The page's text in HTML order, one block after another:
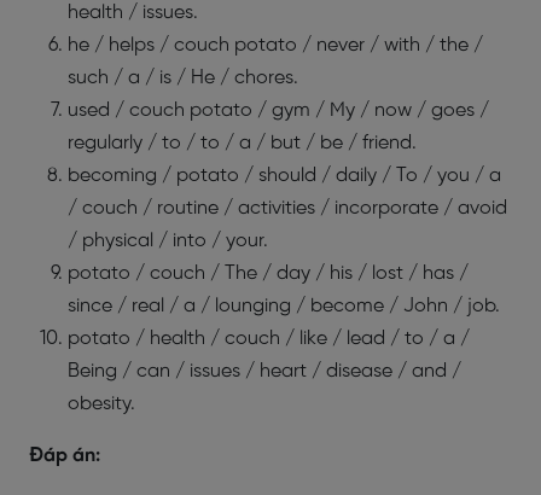
health / issues.
he / helps / couch potato / never / with / the /
such / a / is / He / chores.
used / couch potato / gym / My / now / goes /
regularly / to / to / a / but / be / friend.
becoming / potato / should / daily / To / you / a
/ couch / routine / activities / incorporate / avoid
/ physical / into / your.
potato / couch / The / day / his / lost / has /
since / real / a / lounging / become / John / job.
potato / health / couch / like / lead / to / a /
Being / can / issues / heart / disease / and /
obesity.
Đáp án: